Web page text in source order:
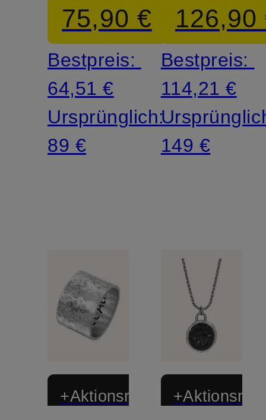
75,90 €
Bestpreis:
64,51 €
Ursprünglich:
89 €
126,90
Bestpreis:
114,21 €
149 €
+Aktionsrabatt